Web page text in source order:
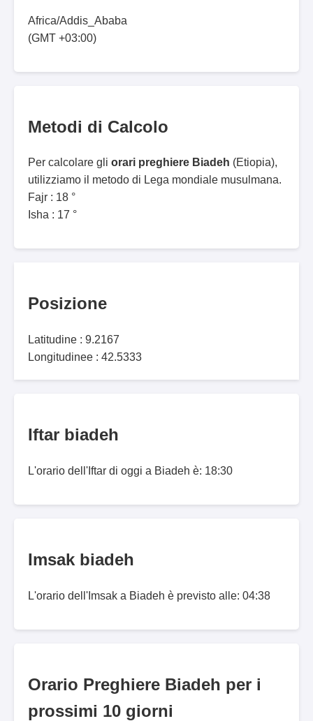
Africa/Addis_Ababa
(GMT +03:00)
Metodi di Calcolo
Per calcolare gli orari preghiere Biadeh (Etiopia),
utilizziamo il metodo di Lega mondiale musulmana.
Fajr : 18 °
Isha : 17 °
Posizione
Latitudine : 9.2167
Longitudinee : 42.5333
Iftar biadeh
L'orario dell'Iftar di oggi a Biadeh è: 18:30
Imsak biadeh
L'orario dell'Imsak a Biadeh è previsto alle: 04:38
Orario Preghiere Biadeh per i
prossimi 10 giorni